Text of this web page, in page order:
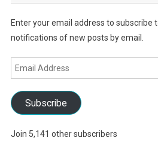
Enter your email address to subscribe
notifications of new posts by email.
Email
Address
Subscribe
Join 5,141 other subscribers